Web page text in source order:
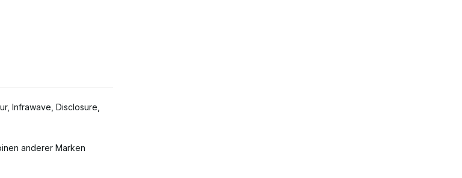
Infrawave, Disclosure,
anderer Marken